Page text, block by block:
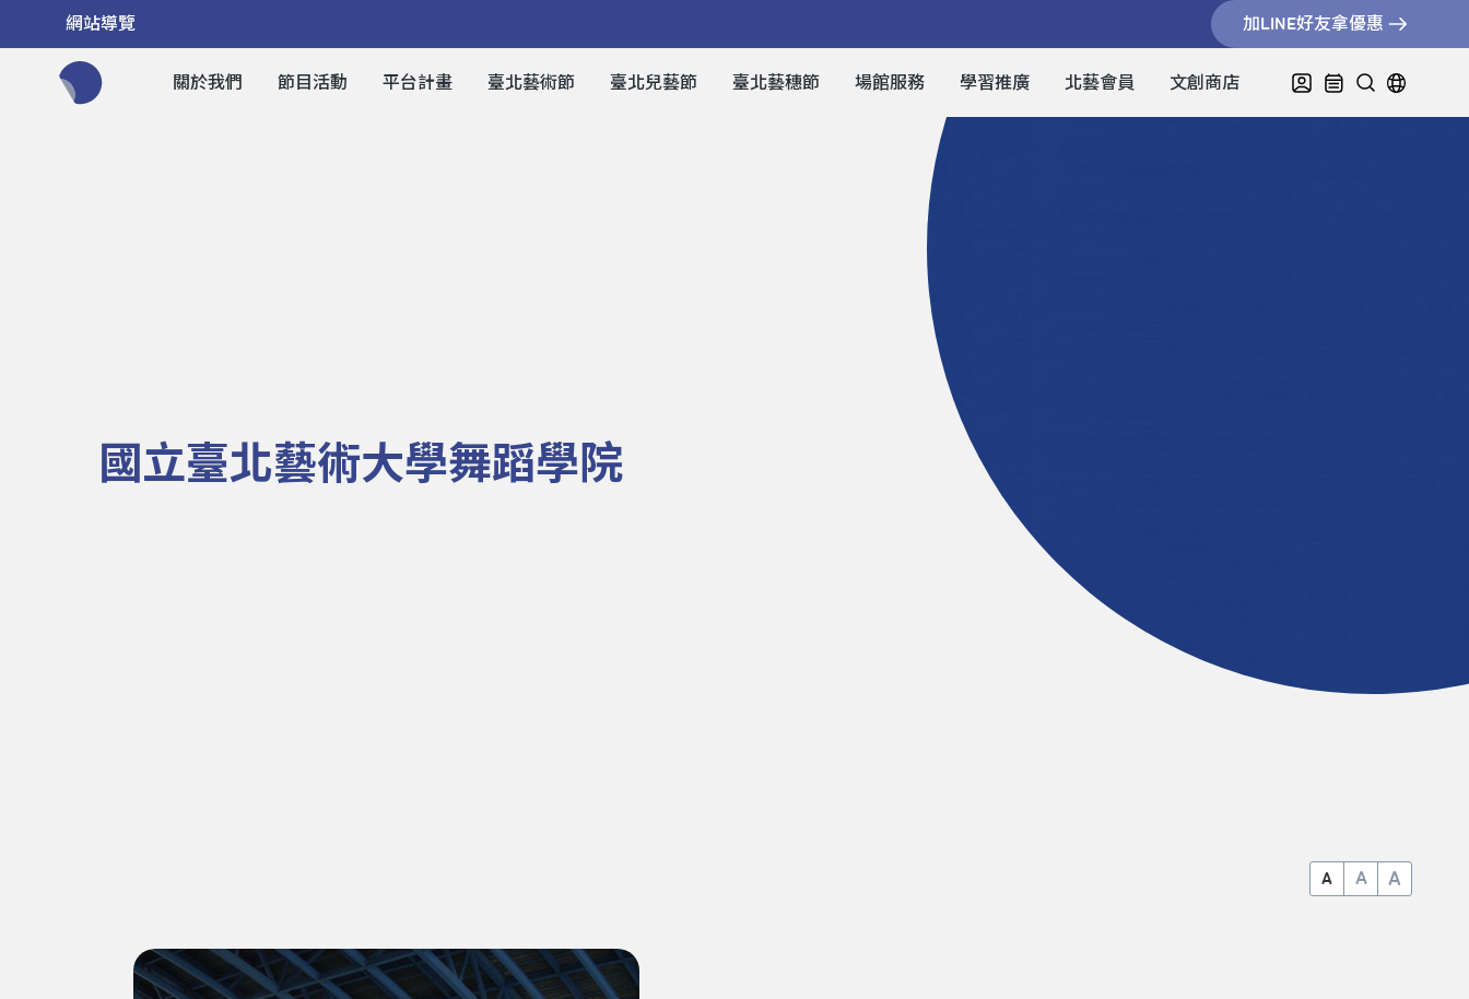
網站導覽 加LINE好友拿優惠
關於我們 節目活動 平台計畫 臺北藝術節 臺北兒藝節 臺北藝穗節 場館服務 學習推廣 北藝會員 文創商店
國立臺北藝術大學舞蹈學院
A A A